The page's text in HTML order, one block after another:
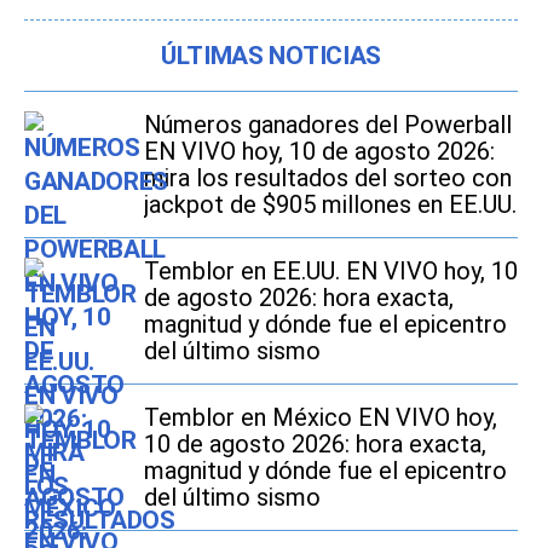
ÚLTIMAS NOTICIAS
Números ganadores del Powerball
EN VIVO hoy, 10 de agosto 2026:
mira los resultados del sorteo con
jackpot de $905 millones en EE.UU.
Temblor en EE.UU. EN VIVO hoy, 10
de agosto 2026: hora exacta,
magnitud y dónde fue el epicentro
del último sismo
Temblor en México EN VIVO hoy,
10 de agosto 2026: hora exacta,
magnitud y dónde fue el epicentro
del último sismo